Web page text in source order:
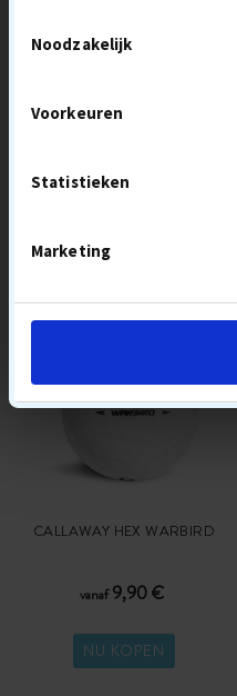
Noodzakelijk
Voorkeuren
Statistieken
Marketing
vanaf36,90 €
NU KOPEN
CALLAWAY HEX WARBIRD
vanaf9,90 €
NU KOPEN